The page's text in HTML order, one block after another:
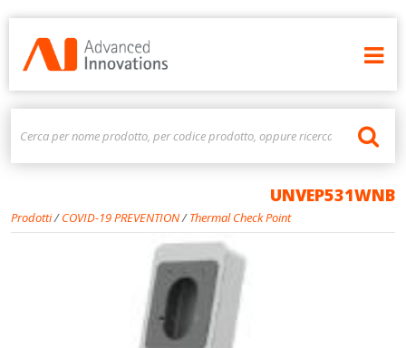
Prodotti/COVID-19 PREVENTION/Thermal Check Point
UNVEP531WNB